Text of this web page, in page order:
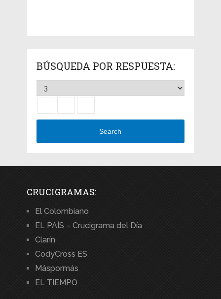
BÚSQUEDA POR RESPUESTA:
Search
CRUCIGRAMAS:
El Colombiano
EL PAÍS – Crucigrama del Día
Clarín
CodyCross ES
Máspormás
EL TIEMPO